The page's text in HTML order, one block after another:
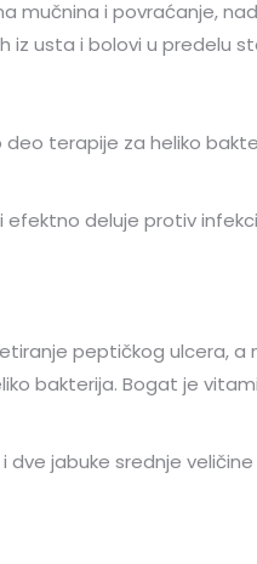
mučnina i povraćanje,
iz usta i bolovi u predelu
terapije za heliko
efektno deluje protiv
peptičkog ulcera, a
bakterija. Bogat je
jabuke srednje